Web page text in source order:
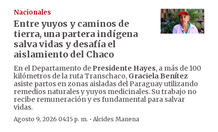
Nacionales
Entre yuyos y caminos de
tierra, una partera indígena
salva vidas y desafía el
aislamiento del Chaco
En el Departamento de Presidente Hayes, a más de 100
kilómetros de la ruta Transchaco, Graciela Benítez
asiste partos en zonas aisladas del Paraguay utilizando
remedios naturales y yuyos medicinales. Su trabajo no
recibe remuneración y es fundamental para salvar
vidas.
Agosto 9, 2026 04:15 p. m. · Alcides Manena